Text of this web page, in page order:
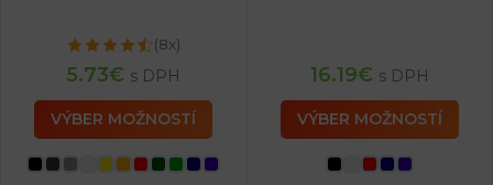
(8x)
5.73€ s DPH
VÝBER MOŽNOSTÍ
16.19€ s DPH
VÝBER MOŽNOSTÍ